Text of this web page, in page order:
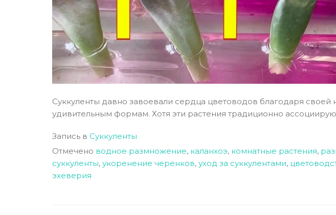
Суккуленты давно завоевали сердца цветоводов благодаря своей
удивительным формам. Хотя эти растения традиционно
Запись в Суккуленты
Отмечено водное размножение, каланхоэ, комнатные растения,
суккуленты, укоренение черенков, уход за суккулентами,
эхеверия